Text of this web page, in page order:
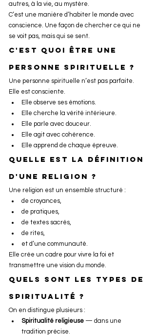
autres, à la vie, au mystère.
C’est une manière d’habiter le monde avec
conscience. Une façon de chercher ce qui ne
se voit pas, mais qui se sent.
C'est quoi être une
personne spirituelle ?
Une personne spirituelle n’est pas parfaite.
Elle est consciente.
Elle observe ses émotions.
Elle cherche la vérité intérieure.
Elle parle avec douceur.
Elle agit avec cohérence.
Elle apprend de chaque épreuve.
Quelle est la définition
d'une religion ?
Une religion est un ensemble structuré :
de croyances,
de pratiques,
de textes sacrés,
de rites,
et d’une communauté.
Elle crée un cadre pour vivre la foi et
transmettre une vision du monde.
Quels sont les types de
spiritualité ?
On en distingue plusieurs :
Spiritualité religieuse — dans une
tradition précise.